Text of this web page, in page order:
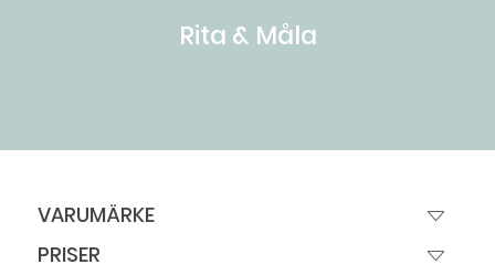
Rita & Måla
VARUMÄRKE
PRISER